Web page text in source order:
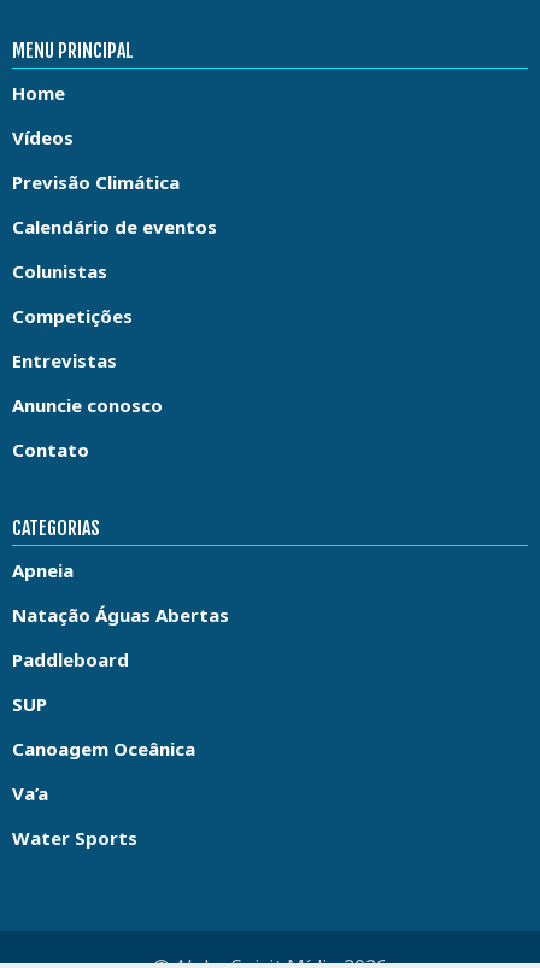
MENU PRINCIPAL
Home
Vídeos
Previsão Climática
Calendário de eventos
Colunistas
Competições
Entrevistas
Anuncie conosco
Contato
CATEGORIAS
Apneia
Natação Águas Abertas
Paddleboard
SUP
Canoagem Oceânica
Va’a
Water Sports